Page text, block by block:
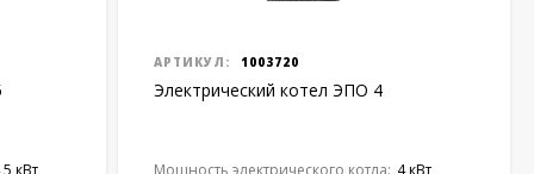
кВт
АРТИКУЛ: 1003720
Электрический котел ЭПО 4
Мощность электрического котла: 4 кВт